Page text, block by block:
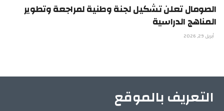
الصومال تعلن تشكيل لجنة وطنية لمراجعة وتطوير
المناهج الدراسية
أبريل 29, 2026
التعريف بالموقع